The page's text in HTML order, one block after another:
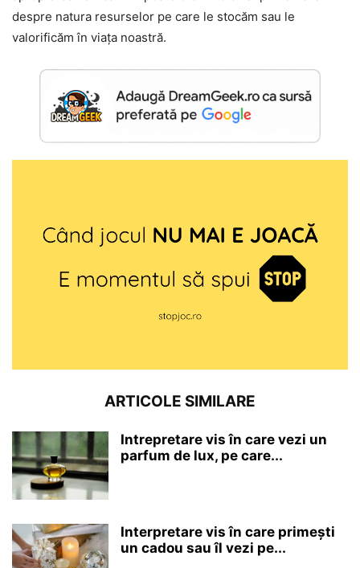
despre natura resurselor pe care le stocăm sau le
valorificăm în viața noastră.
ARTICOLE SIMILARE
Intrepretare vis în care vezi un
parfum de lux, pe care...
Interpretare vis în care primești
un cadou sau îl vezi pe...